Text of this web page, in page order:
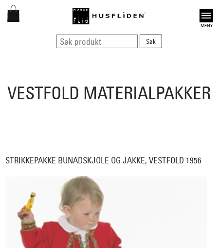
Open
VESTFOLD MATERIALPAKKER
STRIKKEPAKKE BUNADSKJOLE OG JAKKE, VESTFOLD 1956